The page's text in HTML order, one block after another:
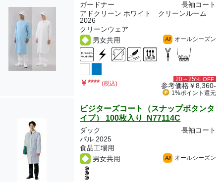
ガードナー
長袖コート
アドクリーン ホワイト クリーンルーム
2026
クリーンウェア
男女共用
All オールシーズン
￥**** (税込)
20～25% OFF
参考価格￥8,360-
1%ポイント 還元
ビジターズコート（スナップボタンタ
イプ） 100枚入り N77114C
ダック
長袖コート
パル 2025
食品工場用
男女共用
All オールシーズン